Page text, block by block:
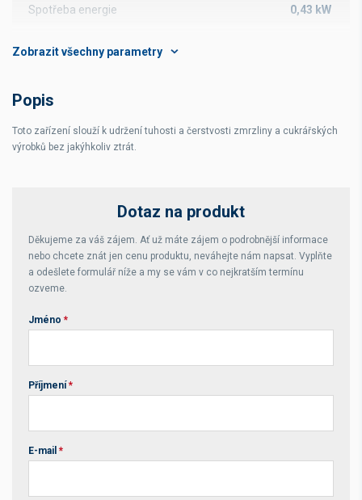
Spotřeba energie 0,43 kW
Odmrazování
Hmotnost
Popis
Toto zařízení slouží k udržení tuhosti a čerstvosti zmrzliny a cukrářských
výrobků bez jakýhkoliv ztrát.
Dotaz na produkt
Děkujeme za váš zájem. Ať už máte zájem o podrobnější informace
nebo chcete znát jen cenu produktu, neváhejte nám napsat. Vyplňte
a odešlete formulář níže a my se vám v co nejkratším termínu
ozveme.
Jméno *
Příjmení *
E-mail *